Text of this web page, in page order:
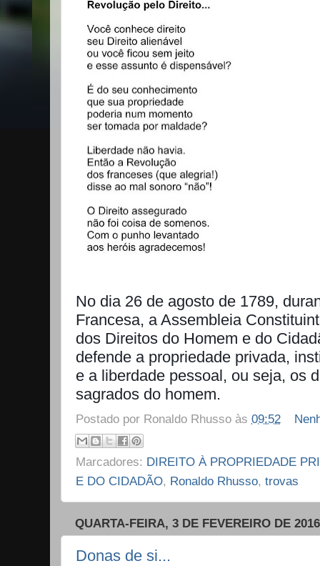
No dia 26 de agosto de 1789,
Francesa, a Assembleia
dos Direitos do Homem e do
defende a propriedade privada,
e a liberdade pessoal, ou seja, os
sagrados do homem.
Postado por Ronaldo Rhusso às 09:52
Marcadores: DIREITO À PROPRIEDADE
E DO CIDADÃO, Ronaldo Rhusso, trovas
QUARTA-FEIRA, 3 DE FEVEREIRO DE 2016
Donas de si...